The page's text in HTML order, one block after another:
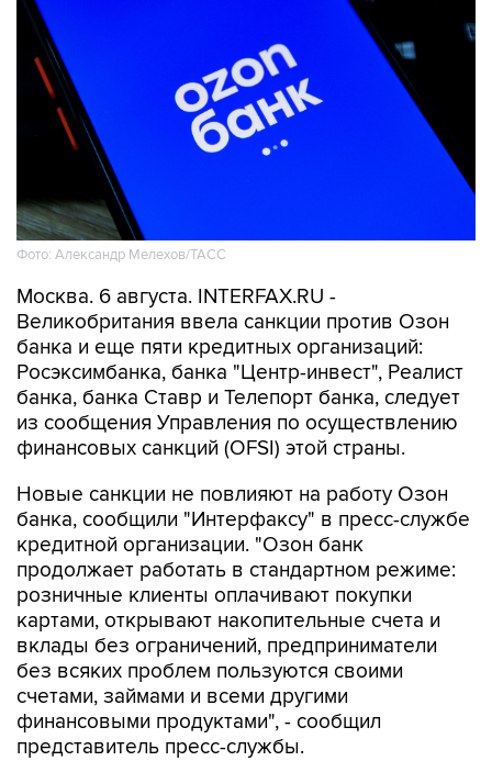
Фото: Александр Мелехов/ТАСС
Москва. 6 августа. INTERFAX.RU -
Великобритания ввела санкции против Озон
банка и еще пяти кредитных организаций:
Росэксимбанка, банка "Центр-инвест", Реалист
банка, банка Ставр и Телепорт банка, следует
из сообщения Управления по осуществлению
финансовых санкций (OFSI) этой страны.
Новые санкции не повлияют на работу Озон
банка, сообщили "Интерфаксу" в пресс-службе
кредитной организации. "Озон банк
продолжает работать в стандартном режиме:
розничные клиенты оплачивают покупки
картами, открывают накопительные счета и
вклады без ограничений, предприниматели
без всяких проблем пользуются своими
счетами, займами и всеми другими
финансовыми продуктами", - сообщил
представитель пресс-службы.